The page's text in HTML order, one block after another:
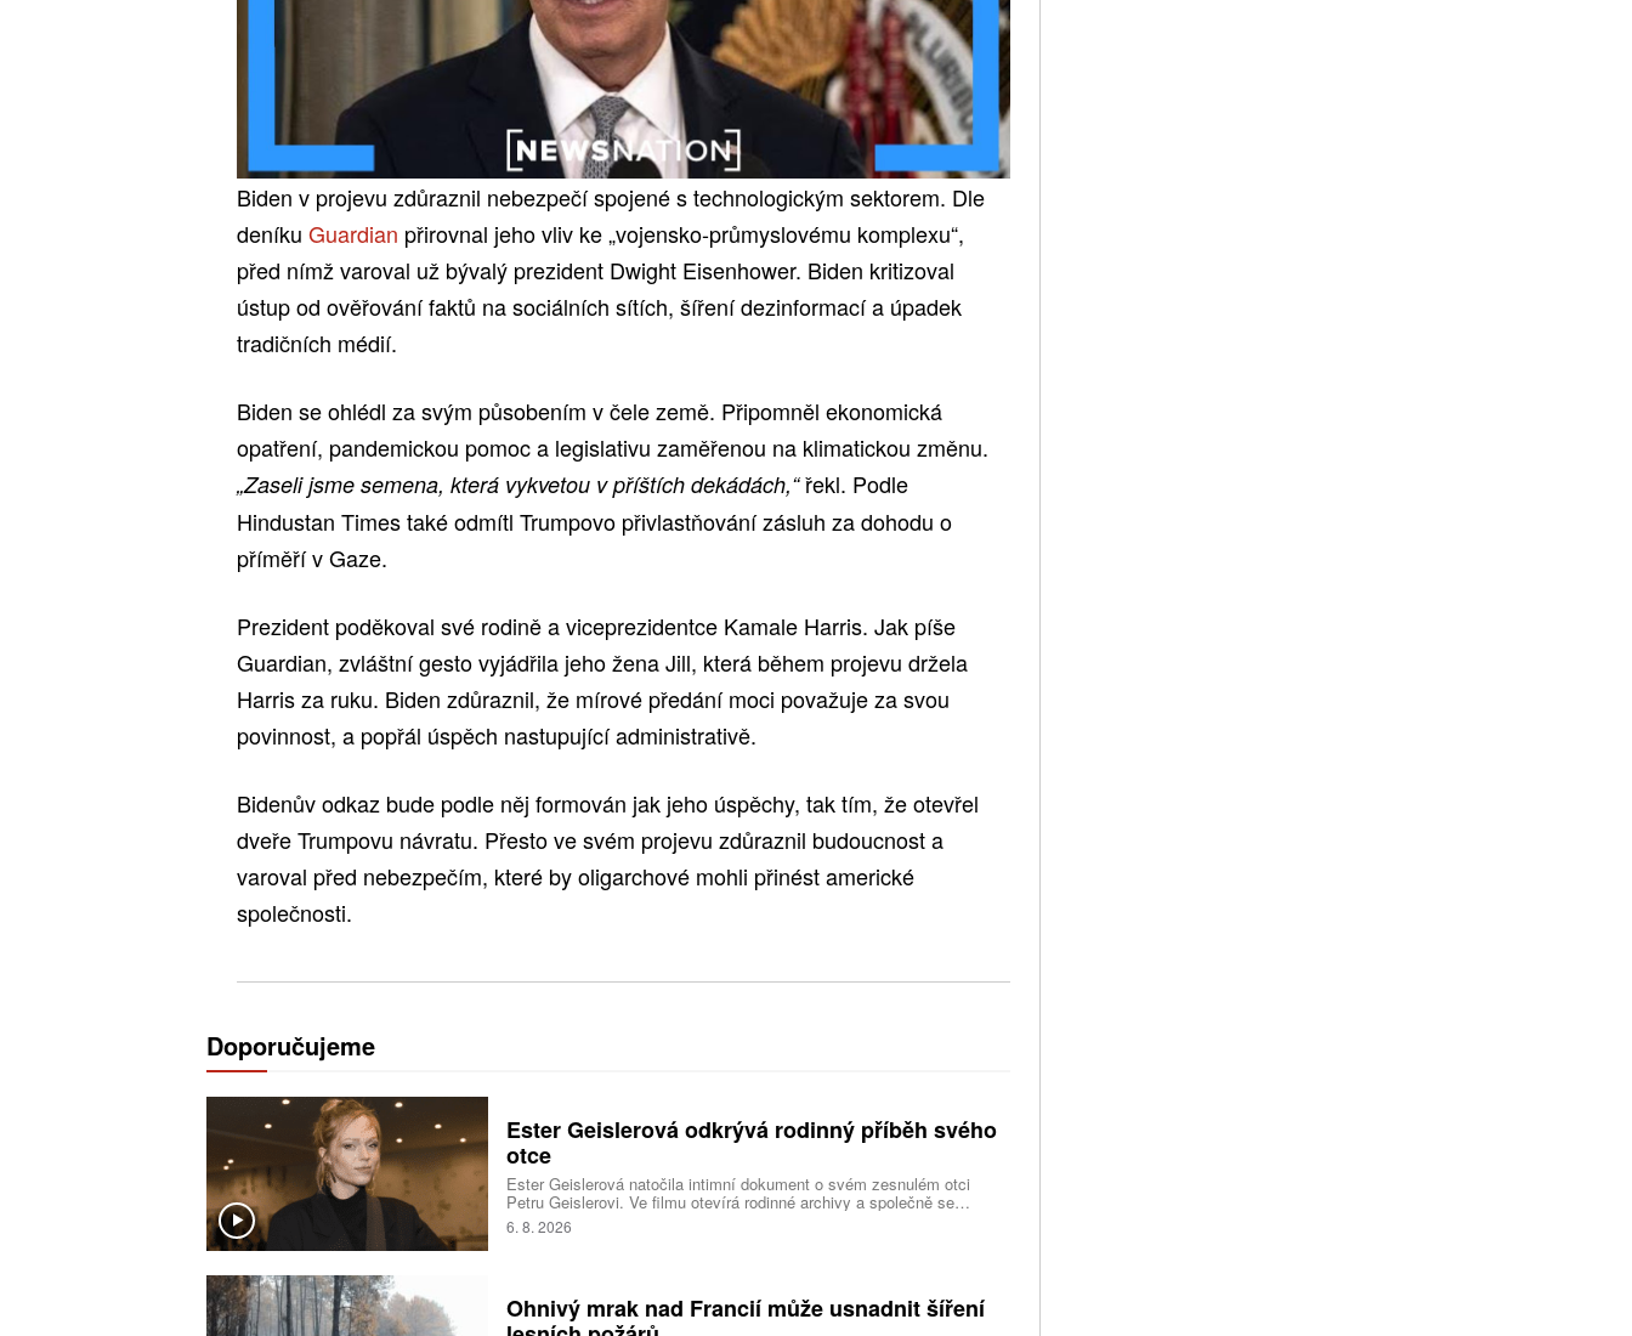
Biden v projevu zdůraznil nebezpečí spojené s technologickým sektorem. Dle
deníku Guardian přirovnal jeho vliv ke „vojensko-průmyslovému komplexu“,
před nímž varoval už bývalý prezident Dwight Eisenhower. Biden kritizoval
ústup od ověřování faktů na sociálních sítích, šíření dezinformací a úpadek
tradičních médií.
Biden se ohlédl za svým působením v čele země. Připomněl ekonomická
opatření, pandemickou pomoc a legislativu zaměřenou na klimatickou změnu.
„Zaseli jsme semena, která vykvetou v příštích dekádách,“řekl. Podle
Hindustan Times také odmítl Trumpovo přivlastňování zásluh za dohodu o
příměří v Gaze.
Prezident poděkoval své rodině a viceprezidentce Kamale Harris. Jak píše
Guardian, zvláštní gesto vyjádřila jeho žena Jill, která během projevu držela
Harris za ruku. Biden zdůraznil, že mírové předání moci považuje za svou
povinnost, a popřál úspěch nastupující administrativě.
Bidenův odkaz bude podle něj formován jak jeho úspěchy, tak tím, že otevřel
dveře Trumpovu návratu. Přesto ve svém projevu zdůraznil budoucnost a
varoval před nebezpečím, které by oligarchové mohli přinést americké
společnosti.
Doporučujeme
Ester Geislerová odkrývá rodinný příběh svého
otce
Ester Geislerová natočila intimní dokument o svém zesnulém otci
Petru Geislerovi. Ve filmu otevírá rodinné archivy a společně se
sestrou Aňou skládá portrét talentovaného muže, který měl v sobě
vřelost i temnější stránku.
6. 8. 2026
Ohnivý mrak nad Francií může usnadnit šíření